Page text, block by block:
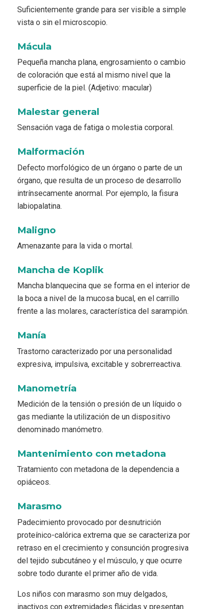
Suficientemente grande para ser visible a simple
vista o sin el microscopio.
Mácula
Pequeña mancha plana, engrosamiento o cambio
de coloración que está al mismo nivel que la
superficie de la piel. (Adjetivo: macular)
Malestar general
Sensación vaga de fatiga o molestia corporal.
Malformación
Defecto morfológico de un órgano o parte de un
órgano, que resulta de un proceso de desarrollo
intrínsecamente anormal. Por ejemplo, la fisura
labiopalatina.
Maligno
Amenazante para la vida o mortal.
Mancha de Koplik
Mancha blanquecina que se forma en el interior de
la boca a nivel de la mucosa bucal, en el carrillo
frente a las molares, característica del sarampión.
Manía
Trastorno caracterizado por una personalidad
expresiva, impulsiva, excitable y sobrerreactiva.
Manometría
Medición de la tensión o presión de un líquido o
gas mediante la utilización de un dispositivo
denominado manómetro.
Mantenimiento con metadona
Tratamiento con metadona de la dependencia a
opiáceos.
Marasmo
Padecimiento provocado por desnutrición
proteínico-calórica extrema que se caracteriza por
retraso en el crecimiento y consunción progresiva
del tejido subcutáneo y el músculo, y que ocurre
sobre todo durante el primer año de vida.
Los niños con marasmo son muy delgados,
inactivos con extremidades flácidas y presentan